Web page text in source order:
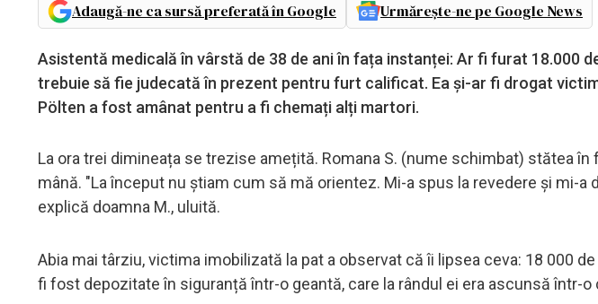
Adaugă-ne ca sursă preferată în Google Urmărește-ne pe Google News
Asistentă medicală în vârstă de 38 de ani în fața instanței: Ar fi furat 18.000
trebuie să fie judecată în prezent pentru furt calificat. Ea și-ar fi drogat
Pölten a fost amânat pentru a fi chemați alți martori.
La ora trei dimineața se trezise amețită. Romana S. (nume schimbat) stătea în
mână. "La început nu știam cum să mă orientez. Mi-a spus la revedere și mi-a
explică doamna M., uluită.
Abia mai târziu, victima imobilizată la pat a observat că îi lipsea ceva: 18 000
fi fost depozitate în siguranță într-o geantă, care la rândul ei era ascunsă într-o